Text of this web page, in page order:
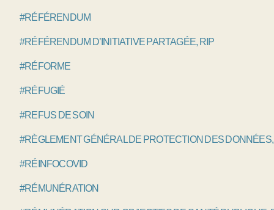
#RÉFÉRENDUM
#RÉFÉRENDUM D’INITIATIVE PARTAGÉE, RIP
#RÉFORME
#RÉFUGIÉ
#REFUS DE SOIN
#RÈGLEMENT GÉNÉRAL DE PROTECTION DES
#RÉINFOCOVID
#RÉMUNÉRATION